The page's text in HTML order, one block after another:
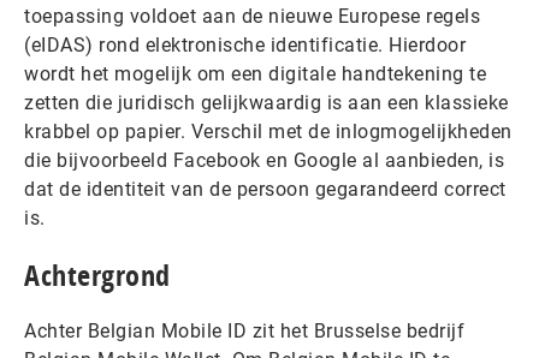
toepassing voldoet aan de nieuwe Europese regels
(eIDAS) rond elektronische identificatie. Hierdoor
wordt het mogelijk om een digitale handtekening te
zetten die juridisch gelijkwaardig is aan een klassieke
krabbel op papier. Verschil met de inlogmogelijkheden
die bijvoorbeeld Facebook en Google al aanbieden, is
dat de identiteit van de persoon gegarandeerd correct
is.
Achtergrond
Achter Belgian Mobile ID zit het Brusselse bedrijf